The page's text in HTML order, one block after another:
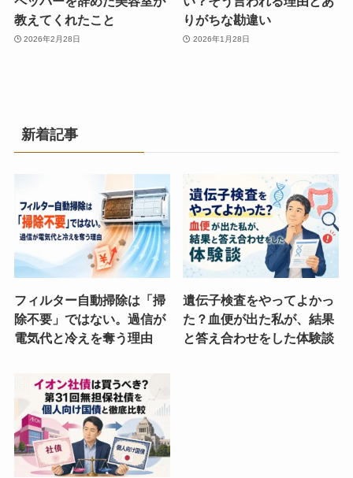
教えてくれたこと
2026年2月28日
りがちな勘違い
2026年1月28日
新着記事
フィルター自動掃除は「掃
除不要」ではない。過信が
電気代と冷えを奪う理由
遺伝子検査をやってよかっ
た？血便が出た私が、結果
と答え合わせをした体験談